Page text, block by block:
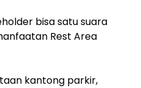
bisa satu suara
Rest Area
kantong parkir,